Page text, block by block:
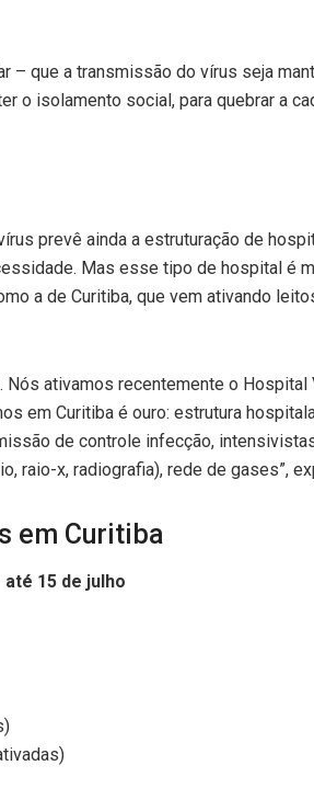
– que a transmissão do vírus seja
o isolamento social, para quebrar a
prevê ainda a estruturação de
Mas esse tipo de hospital é
a de Curitiba, que vem ativando
Nós ativamos recentemente o Hospital
em Curitiba é ouro: estrutura
de controle infecção,
raio-x, radiografia), rede de gases”,
em Curitiba
15 de julho